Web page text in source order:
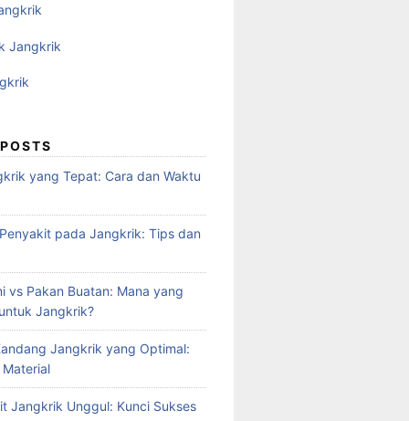
Jangkrik
yang Tepat: Cara dan Waktu
pada Jangkrik: Tips dan
vs Pakan Buatan: Mana yang
Jangkrik?
Jangkrik yang Optimal:
Jangkrik Unggul: Kunci Sukses